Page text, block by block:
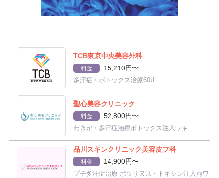
TCB東京中央美容外科
料金 15,210円〜
多汗症・ボトックス治療60U
聖心美容クリニック
料金 52,800円〜
わきが・多汗症治療ボトックス注入ワキ
品川スキンクリニック美容皮フ科
料金 14,900円〜
プチ多汗症治療 ボツリヌス・トキシン注入両ワ